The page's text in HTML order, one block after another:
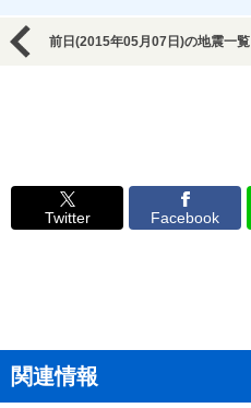
前日(2015年05月07日)の地震一覧
Twitter Facebook
関連情報